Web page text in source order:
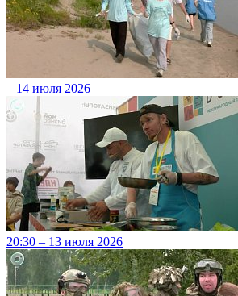
– 14 июля 2026
20:30 – 13 июля 2026